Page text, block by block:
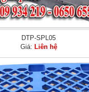
DTP-SPL05
Giá: Liên hệ